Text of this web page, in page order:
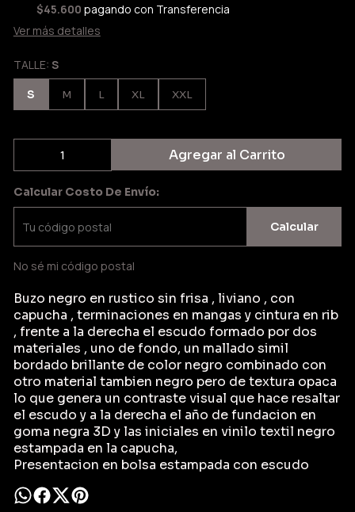
$45.600 pagando con Transferencia
Ver más detalles
TALLE: S
S M L XL XXL
Agregar al Carrito
Calcular Costo De Envío:
Calcular
No sé mi código postal
Buzo negro en rustico sin frisa , liviano , con
capucha , terminaciones en mangas y cintura en rib
, frente a la derecha el escudo formado por dos
materiales , uno de fondo, un mallado simil
bordado brillante de color negro combinado con
otro material tambien negro pero de textura opaca
lo que genera un contraste visual que hace resaltar
el escudo y a la derecha el año de fundacion en
goma negra 3D y las iniciales en vinilo textil negro
estampada en la capucha,
Presentacion en bolsa estampada con escudo